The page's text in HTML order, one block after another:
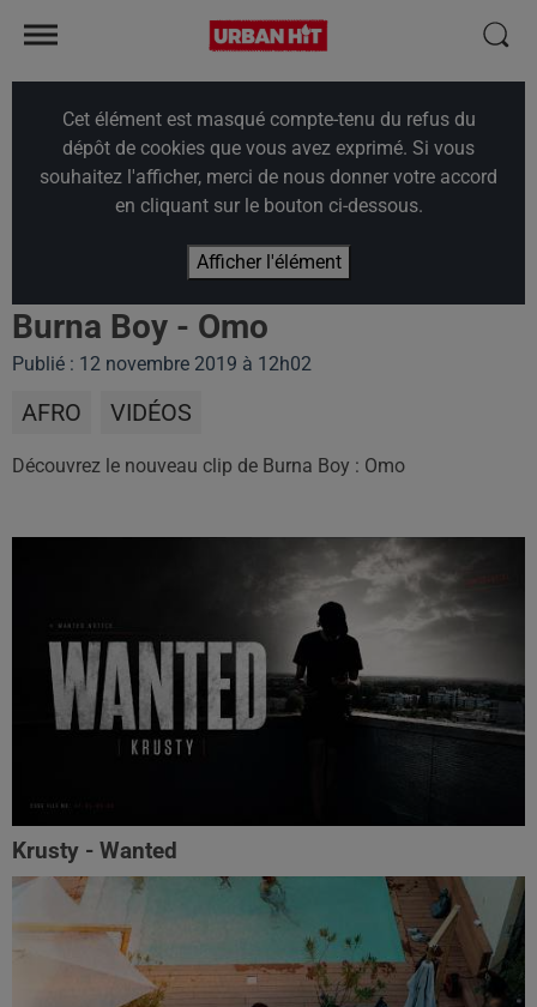
Cet élément est masqué compte-tenu du refus du
dépôt de cookies que vous avez exprimé. Si vous
souhaitez l'afficher, merci de nous donner votre accord
en cliquant sur le bouton ci-dessous.
Afficher l'élément
Burna Boy - Omo
Publié : 12 novembre 2019 à 12h02
AFRO VIDÉOS
Découvrez le nouveau clip de Burna Boy : Omo
Krusty - Wanted